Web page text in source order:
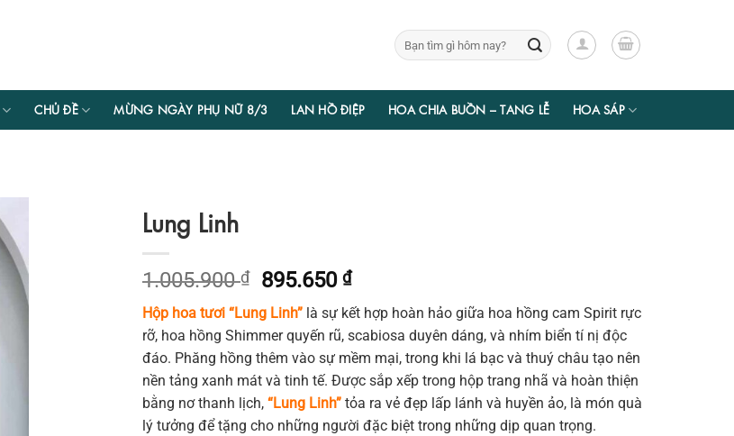
Tìm
kiếm:
CHỦ ĐỀ MỪNG NGÀY PHỤ NỮ 8/3 LAN HỒ ĐIỆP HOA CHIA BUỒN – TANG LỄ HOA SÁP
Lung Linh
1.005.900₫
Giá
gốc
là:
1.005.900 ₫.
895.650₫Giá
hiện
tại
là:
895.650 ₫.
Hộp hoa tươi “Lung Linh” là sự kết hợp hoàn hảo giữa hoa hồng cam Spirit rực
rỡ, hoa hồng Shimmer quyến rũ, scabiosa duyên dáng, và nhím biển tí nị độc
đáo. Phăng hồng thêm vào sự mềm mại, trong khi lá bạc và thuý châu tạo nên
nền tảng xanh mát và tinh tế. Được sắp xếp trong hộp trang nhã và hoàn thiện
bằng nơ thanh lịch, “Lung Linh” tỏa ra vẻ đẹp lấp lánh và huyền ảo, là món quà
lý tưởng để tặng cho những người đặc biệt trong những dịp quan trọng.